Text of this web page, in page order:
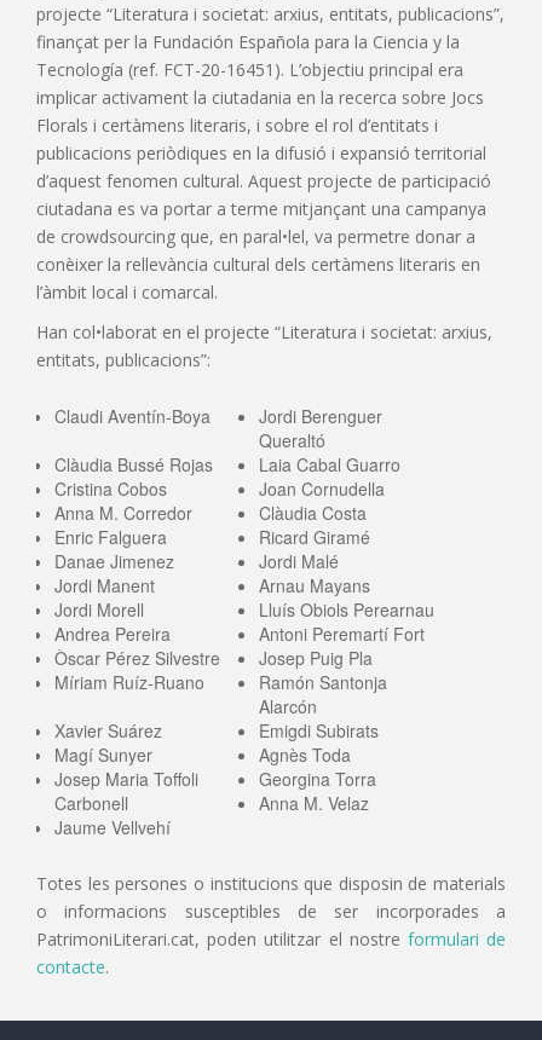
projecte “Literatura i societat: arxius, entitats, publicacions”,
finançat per la Fundación Española para la Ciencia y la
Tecnología (ref. FCT-20-16451). L’objectiu principal era
implicar activament la ciutadania en la recerca sobre Jocs
Florals i certàmens literaris, i sobre el rol d’entitats i
publicacions periòdiques en la difusió i expansió territorial
d’aquest fenomen cultural. Aquest projecte de participació
ciutadana es va portar a terme mitjançant una campanya
de crowdsourcing que, en paral•lel, va permetre donar a
conèixer la rellevància cultural dels certàmens literaris en
l’àmbit local i comarcal.
Han col•laborat en el projecte “Literatura i societat: arxius,
entitats, publicacions”:
Claudi Aventín-Boya
Jordi Berenguer
Queraltó
Clàudia Bussé Rojas
Laia Cabal Guarro
Cristina Cobos
Joan Cornudella
Anna M. Corredor
Clàudia Costa
Enric Falguera
Ricard Giramé
Danae Jimenez
Jordi Malé
Jordi Manent
Arnau Mayans
Jordi Morell
Lluís Obiols Perearnau
Andrea Pereira
Antoni Peremartí Fort
Òscar Pérez Silvestre
Josep Puig Pla
Míriam Ruíz-Ruano
Ramón Santonja
Alarcón
Xavier Suárez
Emigdi Subirats
Magí Sunyer
Agnès Toda
Josep Maria Toffoli
Carbonell
Georgina Torra
Anna M. Velaz
Jaume Vellvehí
Totes les persones o institucions que disposin de materials
o informacions susceptibles de ser incorporades a
PatrimoniLiterari.cat, poden utilitzar el nostre formulari de
contacte.